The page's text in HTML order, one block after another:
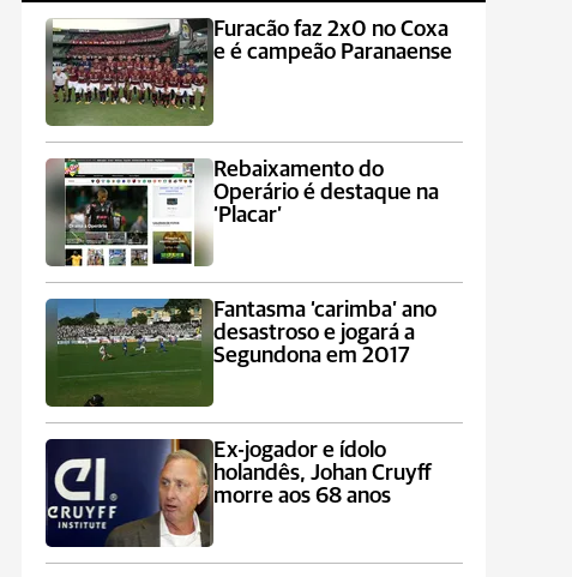
Furacão faz 2x0 no Coxa
e é campeão Paranaense
Rebaixamento do
Operário é destaque na
‘Placar’
Fantasma ‘carimba’ ano
desastroso e jogará a
Segundona em 2017
Ex-jogador e ídolo
holandês, Johan Cruyff
morre aos 68 anos